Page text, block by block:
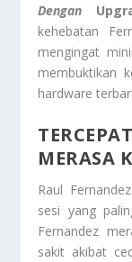
Dengan
kehebatan
mengingat
membuktikan
hardware
MERASA
Raul
sesi yang
Fernandez
sakit akibat